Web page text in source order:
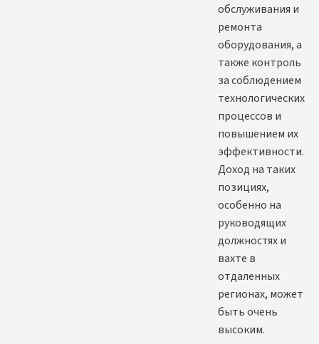
обслуживания и
ремонта
оборудования, а
также контроль
за соблюдением
технологических
процессов и
повышением их
эффективности.
Доход на таких
позициях,
особенно на
руководящих
должностях и
вахте в
отдаленных
регионах, может
быть очень
высоким.